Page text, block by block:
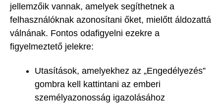
jellemzőik vannak, amelyek segíthetnek a
felhasználóknak azonosítani őket, mielőtt áldozattá
válnának. Fontos odafigyelni ezekre a
figyelmeztető jelekre:
Utasítások, amelyekhez az „Engedélyezés”
gombra kell kattintani az emberi
személyazonosság igazolásához